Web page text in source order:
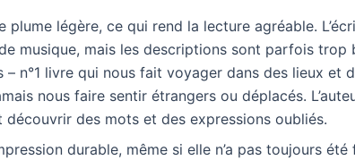
plume légère, ce qui rend la lecture agréable.
musique, mais les descriptions sont parfois trop
– n°1 livre qui nous fait voyager dans des lieux et
nous faire sentir étrangers ou déplacés.
des mots et des expressions oubliés.
durable, même si elle n’a pas toujours été